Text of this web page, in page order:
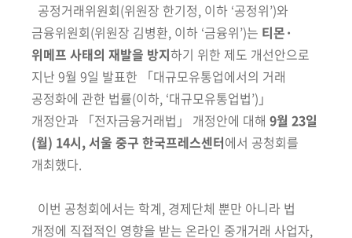
공정거래위원회(위원장 한기정, 이하 ‘공정위’)와
금융위원회(위원장 김병환, 이하 ‘금융위’)는 티몬·
위메프 사태의 재발을 방지하기 위한 제도 개선안으로
지난 9월 9일 발표한 「대규모유통업에서의 거래
공정화에 관한 법률(이하, ‘대규모유통업법’) 」
개정안과 「전자금융거래법」 개정안에 대해 9월 23일
(월) 14시, 서울 중구 한국프레스센터에서 공청회를
개최했다.
이번 공청회에서는 학계, 경제단체 뿐만 아니라 법
개정에 직접적인 영향을 받는 온라인 중개거래 사업자,